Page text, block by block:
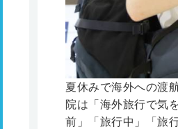
夏休みで海外への渡
院は「海外旅行で気
前」「旅行中」「旅